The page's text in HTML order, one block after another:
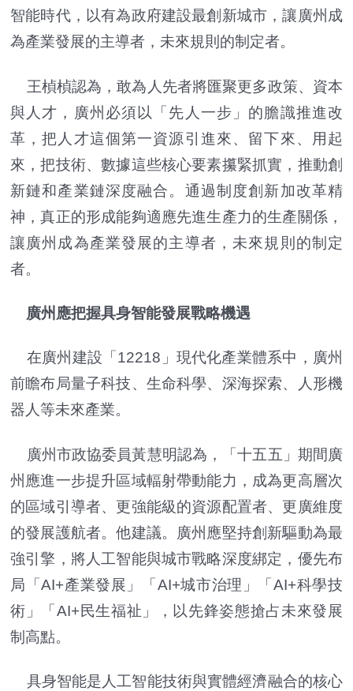
智能時代，以有為政府建設最創新城市，讓廣州成
為產業發展的主導者，未來規則的制定者。
王楨楨認為，敢為人先者將匯聚更多政策、資本
與人才，廣州必須以「先人一步」的膽識推進改
革，把人才這個第一資源引進來、留下來、用起
來，把技術、數據這些核心要素攥緊抓實，推動創
新鏈和產業鏈深度融合。通過制度創新加改革精
神，真正的形成能夠適應先進生產力的生產關係，
讓廣州成為產業發展的主導者，未來規則的制定
者。
廣州應把握具身智能發展戰略機遇
在廣州建設「12218」現代化產業體系中，廣州
前瞻布局量子科技、生命科學、深海探索、人形機
器人等未來產業。
廣州市政協委員黃慧明認為，「十五五」期間廣
州應進一步提升區域輻射帶動能力，成為更高層次
的區域引導者、更強能級的資源配置者、更廣維度
的發展護航者。他建議。廣州應堅持創新驅動為最
強引擎，將人工智能與城市戰略深度綁定，優先布
局「AI+產業發展」「AI+城市治理」「AI+科學技
術」「AI+民生福祉」，以先鋒姿態搶占未來發展
制高點。
具身智能是人工智能技術與實體經濟融合的核心